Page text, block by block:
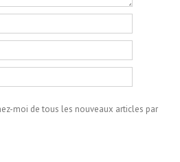
moi de tous les nouveaux articles par